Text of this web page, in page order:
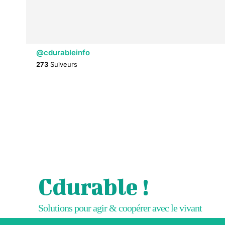
@cdurableinfo
273 Suiveurs
Cdurable !
Solutions pour agir & coopérer avec le vivant